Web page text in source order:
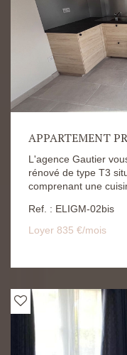
APPARTEMENT
L'agence Gautier
rénové de type T3
comprenant une
euros Dépôt de garantie à 835 euros Honoraires
d'agence à 715 euros Les risques auxquels ce bien
s'expose sont
Ref. : ELIGM-02bis
Loyer 835 €/mois